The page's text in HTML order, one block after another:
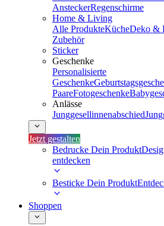
AnsteckerRegenschirme
Home & Living
Alle ProdukteKücheDeko &
Zubehör
Sticker
Geschenke
Personalisierte
Geschenke
PaareFotogeschenke
Anlässe
Junggesellinnenabschied
Jetzt gestalten
Bedrucke Dein Produkt
entdecken
Besticke Dein Produkt
Shoppen